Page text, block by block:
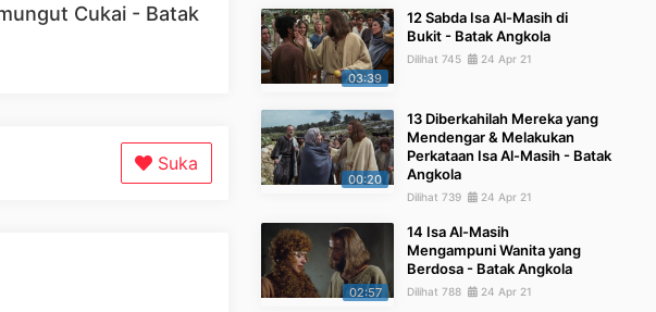
Cukai - Batak
Suka
03:39
12 Sabda Isa Al-Masih di
Bukit - Batak Angkola
Dilihat 745 24 Apr 21
00:20
13 Diberkahilah Mereka yang
Mendengar & Melakukan
Perkataan Isa Al-Masih - Batak
Angkola
Dilihat 739 24 Apr 21
02:57
14 Isa Al-Masih
Mengampuni Wanita yang
Berdosa - Batak Angkola
Dilihat 788 24 Apr 21